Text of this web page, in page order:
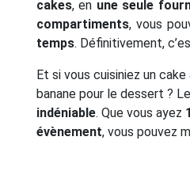
cakes, en une seule
compartiments, vous
temps. Définitivement,
Et si vous cuisiniez un
banane pour le dessert ? Le
indéniable. Que vous ayez
évènement, vous pouvez